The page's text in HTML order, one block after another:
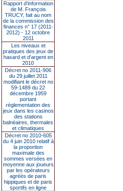
Rapport d'information
de M. François
TRUCY, fait au nom
de la commission des
finances n° 17 (2011-
2012) - 12 octobre
2011
Les niveaux et
pratiques des jeux de
hasard et d’argent en
2010
Décret no 2011-906
du 29 juillet 2011
modifiant le décret no
59-1489 du 22
décembre 1959
portant
réglementation des
jeux dans les casinos
des stations
balnéaires, thermales
et climatiques
Décret no 2010-605
du 4 juin 2010 relatif à
la proportion
maximale des
sommes versées en
moyenne aux joueurs
par les opérateurs
agréés de paris
hippiques et de paris
sportifs en ligne